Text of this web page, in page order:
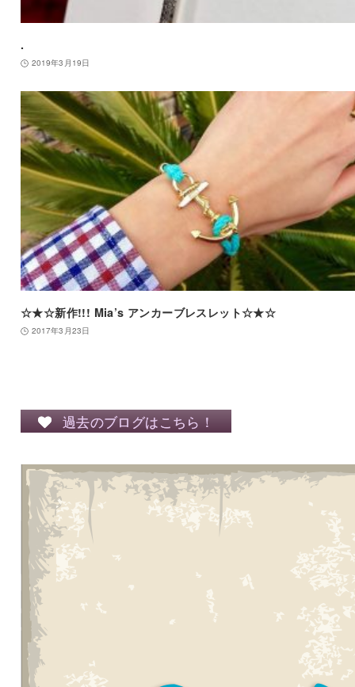
.
2019年3月19日
☆★☆新作!!! Mia’s アンカーブレスレット☆★☆
2017年3月23日
過去のブログはこちら！